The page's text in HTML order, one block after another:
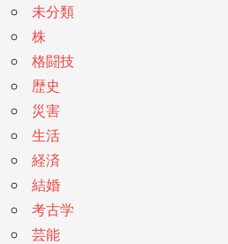
未分類
株
格闘技
歴史
災害
生活
経済
結婚
考古学
芸能